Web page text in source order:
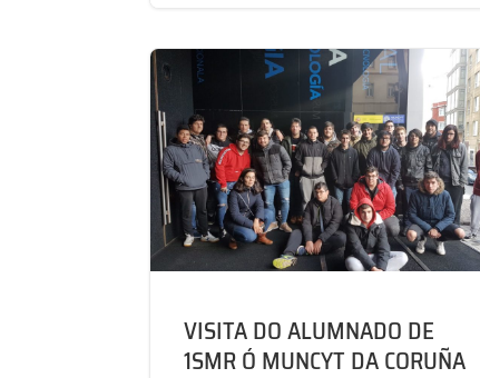
VISITA DO ALUMNADO DE
1SMR Ó MUNCYT DA CORUÑA